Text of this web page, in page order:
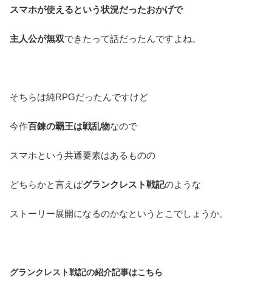
スマホが使えるという状況だったおかげで
主人公が無双できたって話だったんですよね。
そちらは純RPGだったんですけど
今作百錬の覇王は戦乱物なので
スマホという共通要素はあるものの
どちらかと言えばグランクレスト戦記のような
ストーリー展開になるのかなというとこでしょうか。
グランクレスト戦記の紹介記事はこちら